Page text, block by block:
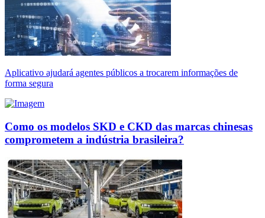
Aplicativo ajudará agentes públicos a trocarem informações de
forma segura
Como os modelos SKD e CKD das marcas chinesas
comprometem a indústria brasileira?